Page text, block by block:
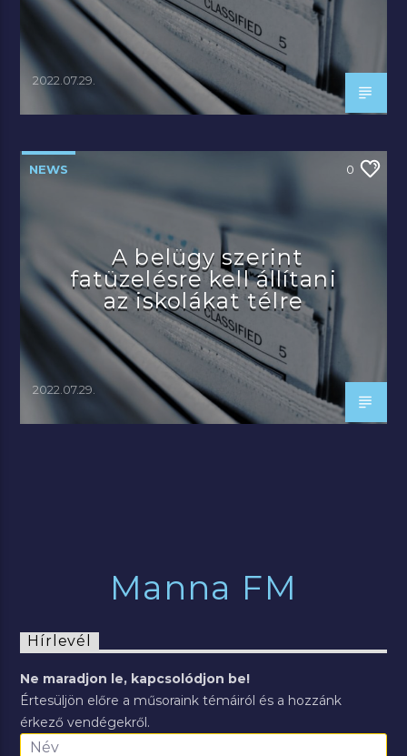
2022.07.29.
NEWS 0
A belügy szerint
fatüzelésre kell állítani
az iskolákat télre
2022.07.29.
Manna FM
Hírlevél
Ne maradjon le, kapcsolódjon be!
Értesüljön előre a műsoraink témáiról és a hozzánk
érkező vendégekről.